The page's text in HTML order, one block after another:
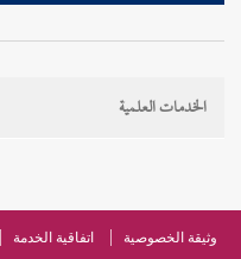
الخدمات العلمية
وثيقة الخصوصية اتفاقية الخدمة